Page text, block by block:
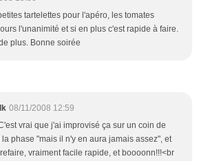
tartelettes pour l'apéro, les tomates
l'unanimité et si en plus c'est rapide à faire.
plus. Bonne soirée
08/11/2008 12:59
vrai que j'ai improvisé ça sur un coin de
la phase "mais il n'y en aura jamais assez", et
vraiment facile rapide, et boooonn!!!<br